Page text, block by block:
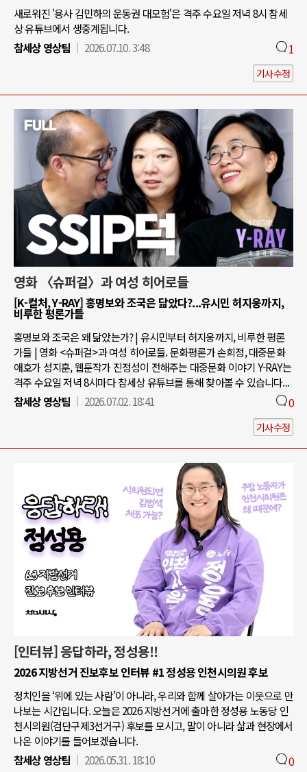
새로워진 '용사 김민하의 운동권 대모험'은 격주 수요일 저녁 8시 참세
상 유튜브에서 생중계됩니다.
참세상 영상팀
2026.07.10. 3:48 1
기사수정
영화 〈슈퍼걸〉과 여성 히어로들
[K-컬처, Y-RAY] 홍명보와 조국은 닮았다?...유시민 허지웅까지,
비루한 평론가들
홍명보와 조국은 왜 닮았는가? | 유시민부터 허지웅까지, 비루한 평론
가들 | 영화 <슈퍼걸>과 여성 히어로들. 문화평론가 손희정, 대중문화
애호가 성지훈, 웹툰작가 진정성이 전해주는 대중문화 이야기 Y-RAY는
격주 수요일 저녁 8시마다 참세상 유튜브를 통해 찾아볼 수 있습니다...
참세상 영상팀
2026.07.02. 18:41 0
기사수정
[인터뷰] 응답하라, 정성용!!
2026 지방선거 진보후보 인터뷰 #1 정성용 인천시의원 후보
정치인을 ‘위에 있는 사람’이 아니라, 우리와 함께 살아가는 이웃으로 만
나보는 시간입니다. 오늘은 2026 지방선거에 출마한 정성용 노동당 인
천시의원(검단구제3선거구) 후보를 모시고, 말이 아니라 삶과 현장에서
나온 이야기를 들어보겠습니다.
참세상 영상팀
2026.05.31. 18:10 0